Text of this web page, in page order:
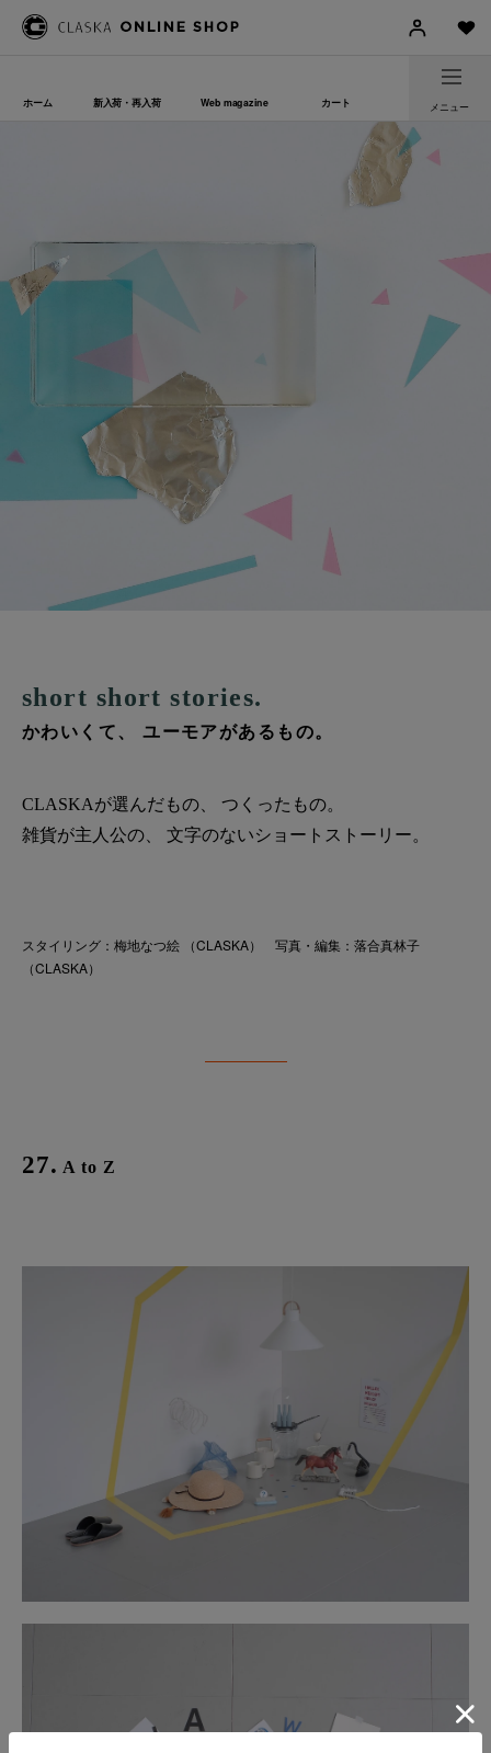
ホーム 新入荷・再入荷 Web magazine カート メニュー
short short stories.
かわいくて、 ユーモアがあるもの。
CLASKAが選んだもの、 つくったもの。
雑貨が主人公の、 文字のないショートストーリー。
スタイリング：梅地なつ絵 （CLASKA） 写真・編集：落合真林子
（CLASKA）
27. A to Z